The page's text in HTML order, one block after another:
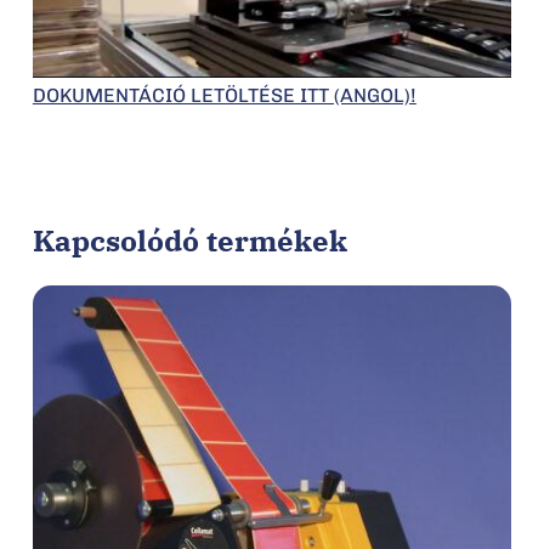
DOKUMENTÁCIÓ LETÖLTÉSE ITT (ANGOL)!
Kapcsolódó termékek